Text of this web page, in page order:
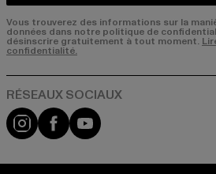
Vous trouverez des informations sur la
données dans notre politique de
désinscrire gratuitement à tout moment.
confidentialité.
Visit our Instagram page:
Visit our Facebook page:
Visit our YouTube